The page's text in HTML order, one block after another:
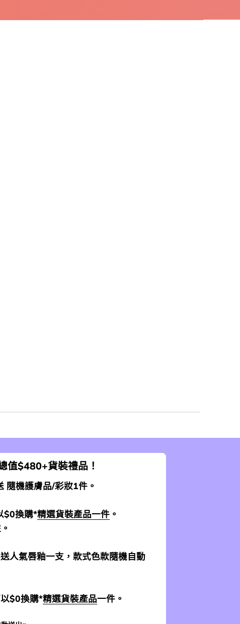
值$480+貨裝禮品！
機護膚品/彩妝1件。
$0換購*精選貨裝產品一件 。
人氣唇釉一支，款式色款隨機自動
$0換購*精選貨裝產品一件。